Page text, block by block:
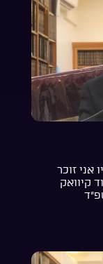
אני זוכר
קיוואק